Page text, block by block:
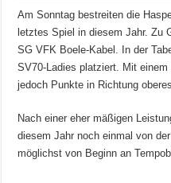
Am Sonntag bestreiten die
letztes Spiel in diesem Jahr. Zu
SG VFK Boele-Kabel. In der
SV70-Ladies platziert. Mit
jedoch Punkte in Richtung
Nach einer eher mäßigen
diesem Jahr noch einmal von
möglichst von Beginn an